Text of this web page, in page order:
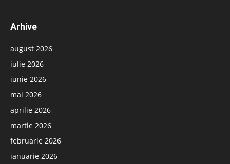
Arhive
august 2026
iulie 2026
iunie 2026
mai 2026
aprilie 2026
martie 2026
februarie 2026
ianuarie 2026